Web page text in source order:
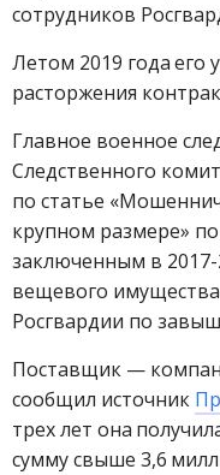
сотрудников
Летом 2019 года его
расторжения
Главное военное
Следственного
по статье
крупном размере»
заключенным в 2017-
вещевого имущества
Росгвардии по
Поставщик —
сообщил источник
трех лет она
сумму свыше 3,6